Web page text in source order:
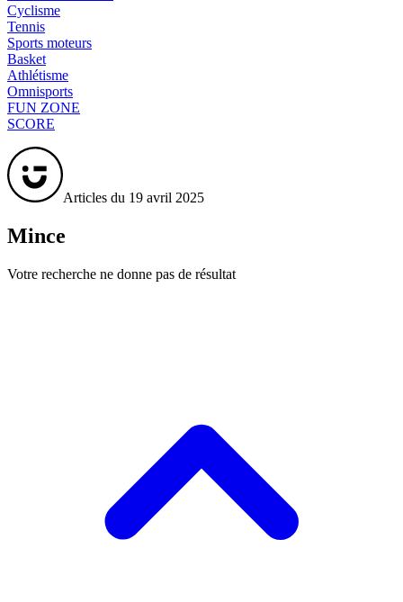
Cyclisme
Tennis
Sports moteurs
Basket
Athlétisme
Omnisports
FUN ZONE
SCORE
Articles du 19 avril 2025
Mince
Votre recherche ne donne pas de résultat